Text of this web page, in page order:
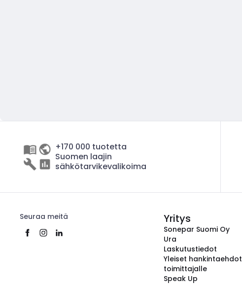
+170 000 tuotetta
Suomen laajin
sähkötarvikevalikoima
Seuraa meitä Yritys
Sonepar Suomi Oy
Ura
Laskutustiedot
Yleiset hankintaehdot
toimittajalle
Speak Up